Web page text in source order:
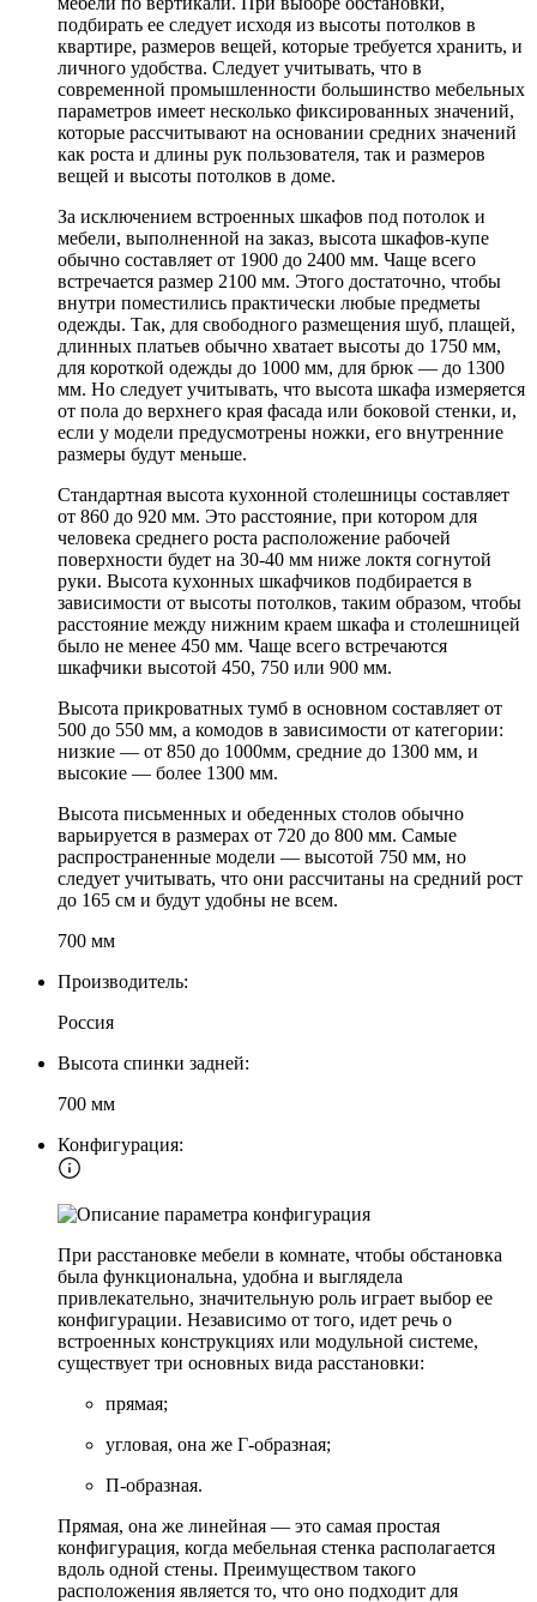
подбирать ее следует исходя из высоты потолков в
квартире, размеров вещей, которые требуется хранить, и
личного удобства. Следует учитывать, что в
современной промышленности большинство мебельных
параметров имеет несколько фиксированных значений,
которые рассчитывают на основании средних значений
как роста и длины рук пользователя, так и размеров
вещей и высоты потолков в доме.
За исключением встроенных шкафов под потолок и
мебели, выполненной на заказ, высота шкафов-купе
обычно составляет от 1900 до 2400 мм. Чаще всего
встречается размер 2100 мм. Этого достаточно, чтобы
внутри поместились практически любые предметы
одежды. Так, для свободного размещения шуб, плащей,
длинных платьев обычно хватает высоты до 1750 мм,
для короткой одежды до 1000 мм, для брюк — до 1300
мм. Но следует учитывать, что высота шкафа измеряется
от пола до верхнего края фасада или боковой стенки, и,
если у модели предусмотрены ножки, его внутренние
размеры будут меньше.
Стандартная высота кухонной столешницы составляет
от 860 до 920 мм. Это расстояние, при котором для
человека среднего роста расположение рабочей
поверхности будет на 30-40 мм ниже локтя согнутой
руки. Высота кухонных шкафчиков подбирается в
зависимости от высоты потолков, таким образом, чтобы
расстояние между нижним краем шкафа и столешницей
было не менее 450 мм. Чаще всего встречаются
шкафчики высотой 450, 750 или 900 мм.
Высота прикроватных тумб в основном составляет от
500 до 550 мм, а комодов в зависимости от категории:
низкие — от 850 до 1000мм, средние до 1300 мм, и
высокие — более 1300 мм.
Высота письменных и обеденных столов обычно
варьируется в размерах от 720 до 800 мм. Самые
распространенные модели — высотой 750 мм, но
следует учитывать, что они рассчитаны на средний рост
до 165 см и будут удобны не всем.
700 мм
Производитель:
Россия
Высота спинки задней:
700 мм
Конфигурация:
При расстановке мебели в комнате, чтобы обстановка
была функциональна, удобна и выглядела
привлекательно, значительную роль играет выбор ее
конфигурации. Независимо от того, идет речь о
встроенных конструкциях или модульной системе,
существует три основных вида расстановки:
прямая;
угловая, она же Г-образная;
П-образная.
Прямая, она же линейная — это самая простая
конфигурация, когда мебельная стенка располагается
вдоль одной стены. Преимуществом такого
расположения является то, что оно подходит для